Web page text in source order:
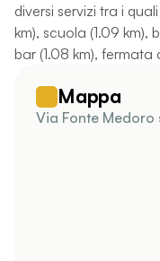
diversi servizi tra i
km), scuola (1.09 km),
bar (1.08 km), fermata
Mappa
Via Fonte Medoro